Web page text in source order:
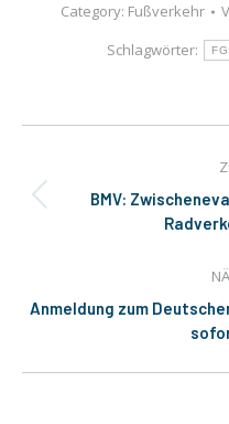
Category: Fußverkehr
Schlagwörter:
BMV:
Anmeldung zum